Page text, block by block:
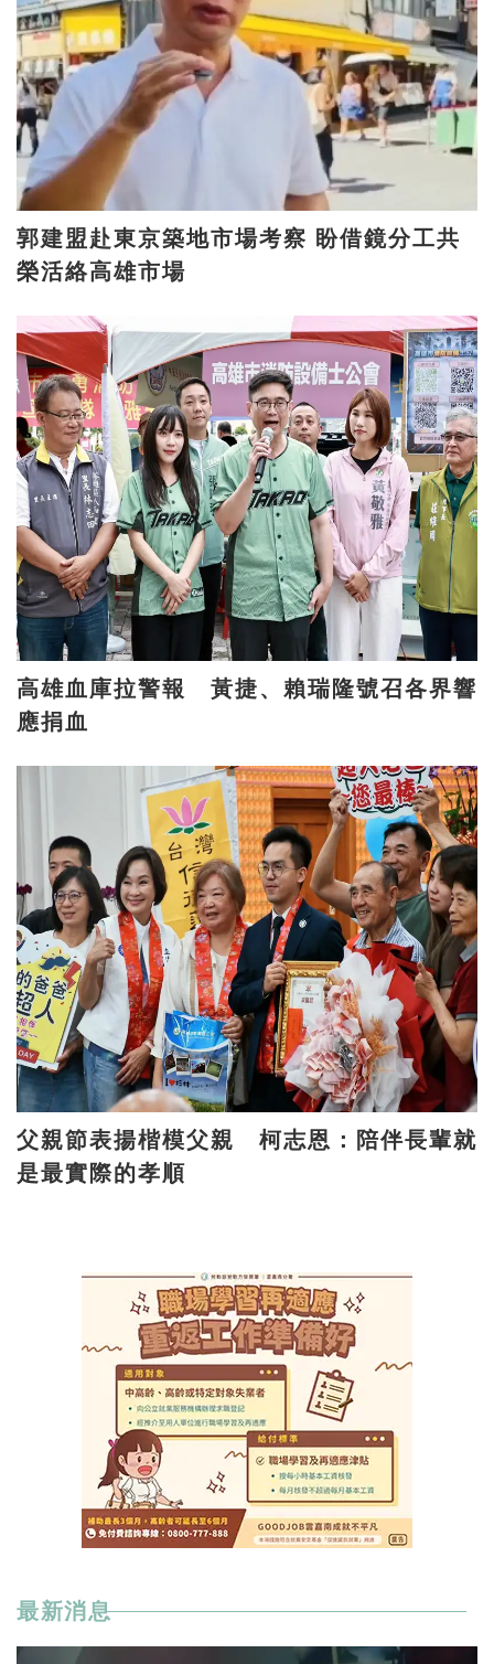
郭建盟赴東京築地市場考察 盼借鏡分工共
榮活絡高雄市場
高雄血庫拉警報 黃捷、賴瑞隆號召各界響
應捐血
父親節表揚楷模父親 柯志恩：陪伴長輩就
是最實際的孝順
最新消息